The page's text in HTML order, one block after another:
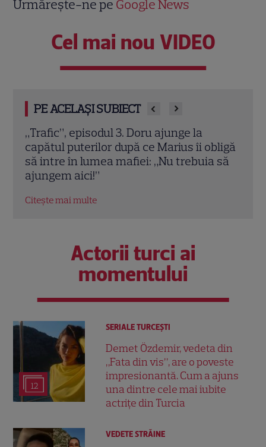
Urmărește-ne pe Google News
Cel mai nou VIDEO
PE ACELAȘI SUBIECT
Ultimul episod „Leyla” la Pro TV. Când se
termină serialul turcesc și ce urmează în
grilă
Actorii turci ai
momentului
12
SERIALE TURCEŞTI
Demet Özdemir, vedeta din
„Fata din vis”, are o poveste
impresionantă. Cum a ajuns
una dintre cele mai iubite
actrițe din Turcia
VEDETE STRĂINE